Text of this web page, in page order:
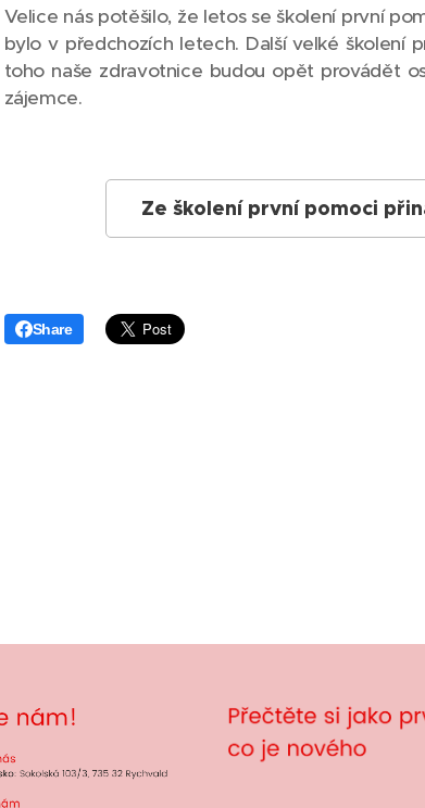
Velice nás potěšilo, že letos se školení první
bylo v předchozích letech. Další velké školení
toho naše zdravotnice budou opět provádět
zájemce.
Ze školení první pomoci
Share